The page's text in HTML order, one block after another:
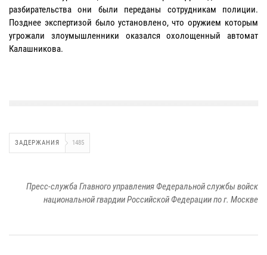
разбирательства они были переданы сотрудникам полиции.
Позднее экспертизой было установлено, что оружием которым
угрожали злоумышленники оказался охолощенный автомат
Калашникова.
ЗАДЕРЖАНИЯ 1485
Пресс-служба Главного управления Федеральной службы войск
национальной гвардии Российской Федерации по г. Москве